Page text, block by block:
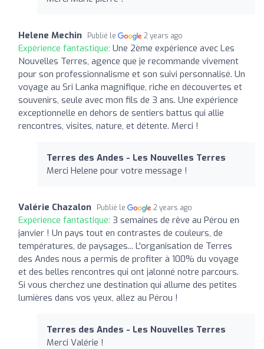
Helene Mechin Publié le 2 years ago
Expérience fantastique: Une 2ème expérience avec Les
Nouvelles Terres, agence que je recommande vivement
pour son professionnalisme et son suivi personnalisé. Un
voyage au Sri Lanka magnifique, riche en découvertes et
souvenirs, seule avec mon fils de 3 ans. Une expérience
exceptionnelle en dehors de sentiers battus qui allie
rencontres, visites, nature, et détente. Merci !
Terres des Andes - Les Nouvelles Terres
Merci Helene pour votre message !
Valérie Chazalon Publié le 2 years ago
Expérience fantastique: 3 semaines de rêve au Pérou en
janvier ! Un pays tout en contrastes de couleurs, de
températures, de paysages... L'organisation de Terres
des Andes nous a permis de profiter à 100% du voyage
et des belles rencontres qui ont jalonné notre parcours.
Si vous cherchez une destination qui allume des petites
lumières dans vos yeux, allez au Pérou !
Terres des Andes - Les Nouvelles Terres
Merci Valérie !